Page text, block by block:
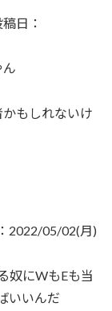
日：
もしれないけ
2022/05/02(月)
奴にWもEも当
いいんだ